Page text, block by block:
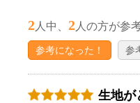
2 人中、 2 人の方が参
参考になった！ 参
生地が